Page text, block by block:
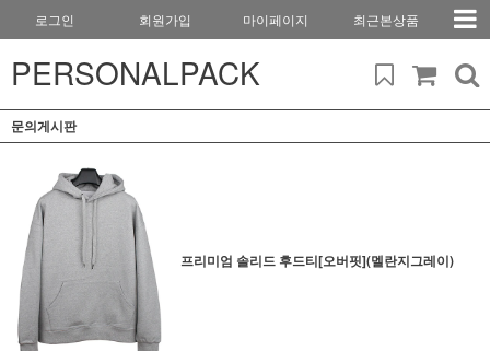
로그인 회원가입 마이페이지 최근본상품
PERSONALPACK
문의게시판
프리미엄 솔리드 후드티[오버핏](멜란지그레이)